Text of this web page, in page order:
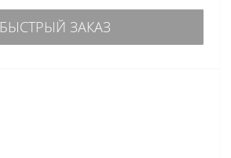
БЫСТРЫЙ ЗАКАЗ